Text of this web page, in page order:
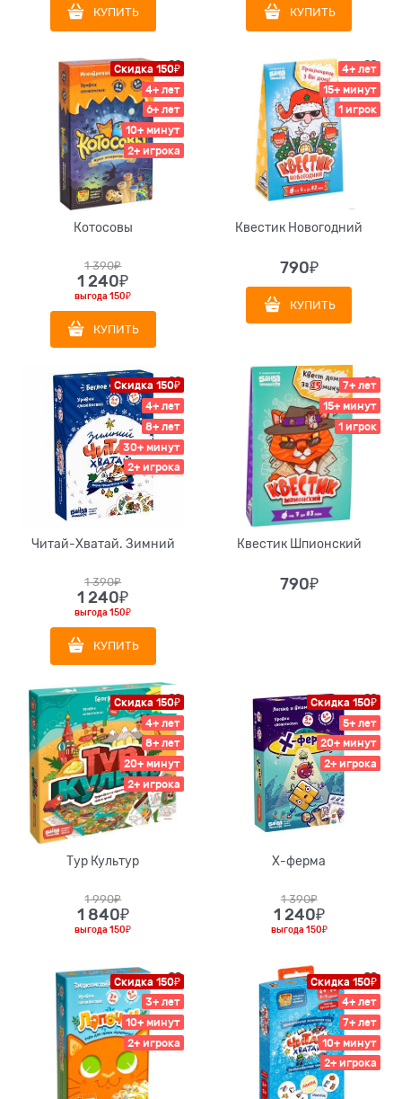
КУПИТЬ КУПИТЬ
Скидка 150₽
4+ лет
6+ лет
10+ минут
2+ игрока
Котосовы
1 390₽
1 240₽
выгода150₽
КУПИТЬ
4+ лет
15+ минут
1 игрок
Квестик Новогодний
790₽
КУПИТЬ
Скидка 150₽
4+ лет
8+ лет
30+ минут
2+ игрока
Читай-Хватай. Зимний
1 390₽
1 240₽
выгода150₽
КУПИТЬ
7+ лет
15+ минут
1 игрок
Квестик Шпионский
790₽
Скидка 150₽
4+ лет
8+ лет
20+ минут
2+ игрока
Тур Культур
1 990₽
1 840₽
выгода150₽
Скидка 150₽
5+ лет
20+ минут
2+ игрока
Х-ферма
1 390₽
1 240₽
выгода 150₽
Скидка 150₽
3+ лет
10+ минут
2+ игрока
Скидка 150₽
4+ лет
7+ лет
10+ минут
2+ игрока